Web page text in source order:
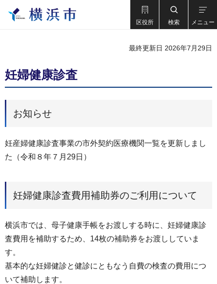
区役所 検索 メニュー
最終更新日 2026年7月29日
妊婦健康診査
お知らせ
妊産婦健康診査事業の市外契約医療機関一覧を更新しまし
た（令和８年７月29日）
妊婦健康診査費用補助券のご利用について
横浜市では、母子健康手帳をお渡しする時に、妊婦健康診
査費用を補助するため、14枚の補助券をお渡ししていま
す。
基本的な妊婦健診と健診にともなう自費の検査の費用につ
いて補助します。